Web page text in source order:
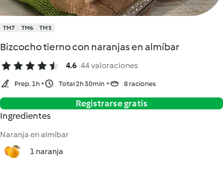
TM7 TM6 TM5
Bizcocho tierno con naranjas en almíbar
4.6 44 valoraciones
Prep. 1h Total 2h 30min 8 raciones
Registrarse gratis
Ingredientes
Naranja en almíbar
1 naranja